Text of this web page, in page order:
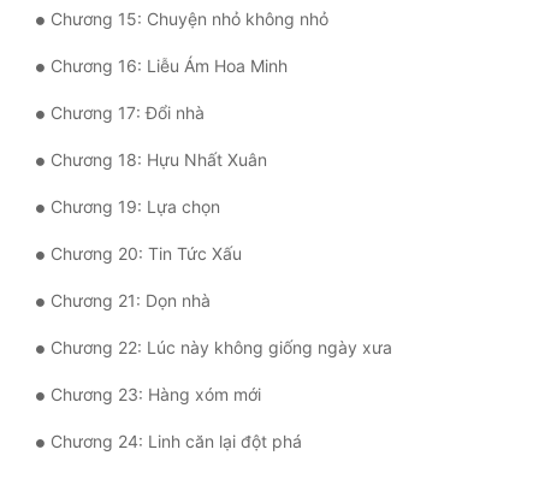
Sảng Văn
Sủng
Thanh Xuân
Tiên Hiệp
Tiểu Thuyết
Trinh Thám
Chương 15: Chuyện nhỏ không nhỏ
Chương 16: Liễu Ám Hoa Minh
Chương 17: Đổi nhà
Chương 18: Hựu Nhất Xuân
Chương 19: Lựa chọn
Chương 20: Tin Tức Xấu
Chương 21: Dọn nhà
Chương 22: Lúc này không giống ngày xưa
Chương 23: Hàng xóm mới
Chương 24: Linh căn lại đột phá